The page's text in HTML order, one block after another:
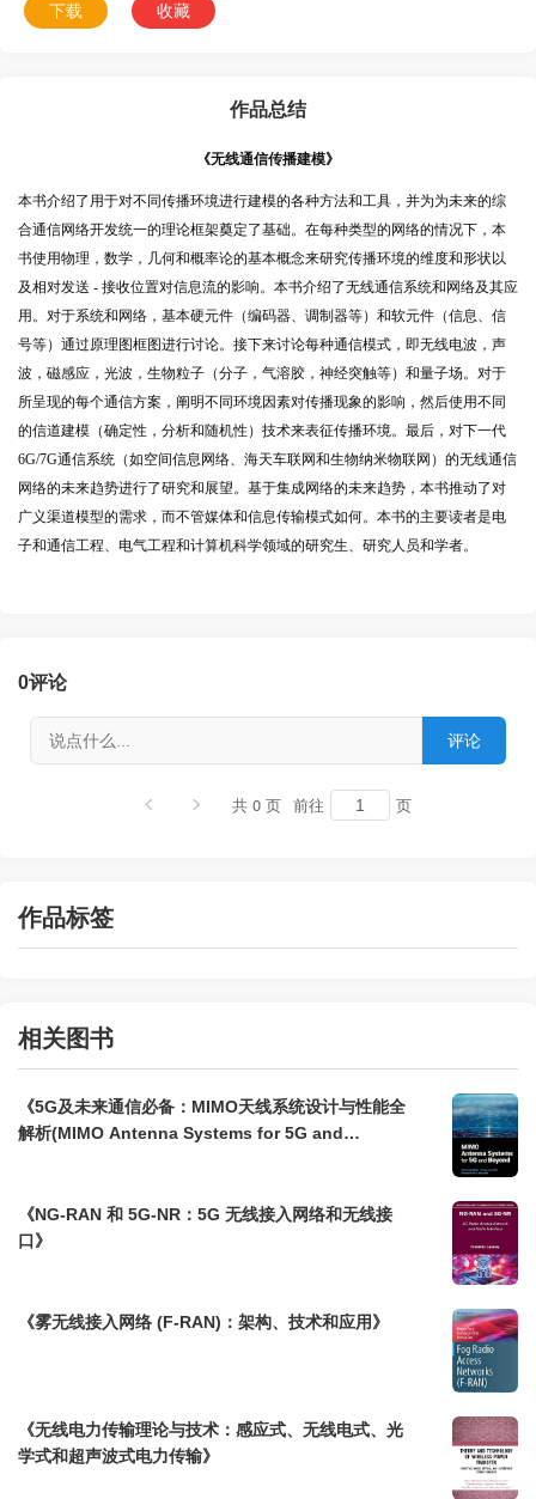
下载 收藏
作品总结
《无线通信传播建模》
本书介绍了用于对不同传播环境进行建模的各种方法和工具，并为为未来的综
合通信网络开发统一的理论框架奠定了基础。在每种类型的网络的情况下，本
书使用物理，数学，几何和概率论的基本概念来研究传播环境的维度和形状以
及相对发送 - 接收位置对信息流的影响。本书介绍了无线通信系统和网络及其应
用。对于系统和网络，基本硬元件（编码器、调制器等）和软元件（信息、信
号等）通过原理图框图进行讨论。接下来讨论每种通信模式，即无线电波，声
波，磁感应，光波，生物粒子（分子，气溶胶，神经突触等）和量子场。对于
所呈现的每个通信方案，阐明不同环境因素对传播现象的影响，然后使用不同
的信道建模（确定性，分析和随机性）技术来表征传播环境。最后，对下一代
6G/7G通信系统（如空间信息网络、海天车联网和生物纳米物联网）的无线通信
网络的未来趋势进行了研究和展望。基于集成网络的未来趋势，本书推动了对
广义渠道模型的需求，而不管媒体和信息传输模式如何。本书的主要读者是电
子和通信工程、电气工程和计算机科学领域的研究生、研究人员和学者。
0评论
共 0 页 前往 页
作品标签
相关图书
《5G及未来通信必备：MIMO天线系统设计与性能全
解析(MIMO Antenna Systems for 5G and
《NG-RAN 和 5G-NR：5G 无线接入网络和无线接
口》
《雾无线接入网络 (F-RAN)：架构、技术和应用》
《无线电力传输理论与技术：感应式、无线电式、光
学式和超声波式电力传输》